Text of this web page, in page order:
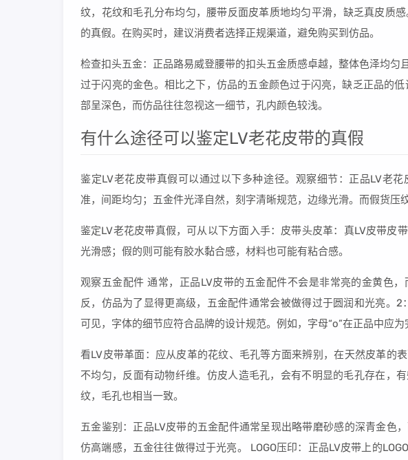
纹，花纹和毛孔分布均匀，腰带反面皮革质地均匀平滑，缺乏真皮质
的真假。在购买时，建议消费者选择正规渠道，避免购买到仿品。
检查扣头五金：正品路易威登腰带的扣头五金质感卓越，整体色泽均匀
过于闪亮的金色。相比之下，仿品的五金颜色过于闪亮，缺乏正品的
部呈深色，而仿品往往忽视这一细节，孔内颜色较浅。
有什么途径可以鉴定LV老花皮带的真假
鉴定LV老花皮带真假可以通过以下多种途径。观察细节：正品LV老
准，间距均匀；五金件光泽自然，刻字清晰规范，边缘光滑。而假货压
鉴定LV老花皮带真假，可从以下方面入手：皮带头皮革：真LV皮带皮
光滑感；假的则可能有胶水黏合感，材料也可能有粘合感。
观察五金配件 通常，正品LV皮带的五金配件不会是非常亮的金黄色
反，仿品为了显得更高级，五金配件通常会被做得过于圆润和光亮。2
可见，字体的细节应符合品牌的设计规范。例如，字母“o”在正品中应为
看LV皮带革面：应从皮革的花纹、毛孔等方面来辨别，在天然皮革的
不均匀，反面有动物纤维。仿皮人造毛孔，会有不明显的毛孔存在，
纹，毛孔也相当一致。
五金鉴别：正品LV皮带的五金配件通常呈现出略带磨砂感的深青金色
仿高端感，五金往往做得过于光亮。 LOGO压印：正品LV皮带上的